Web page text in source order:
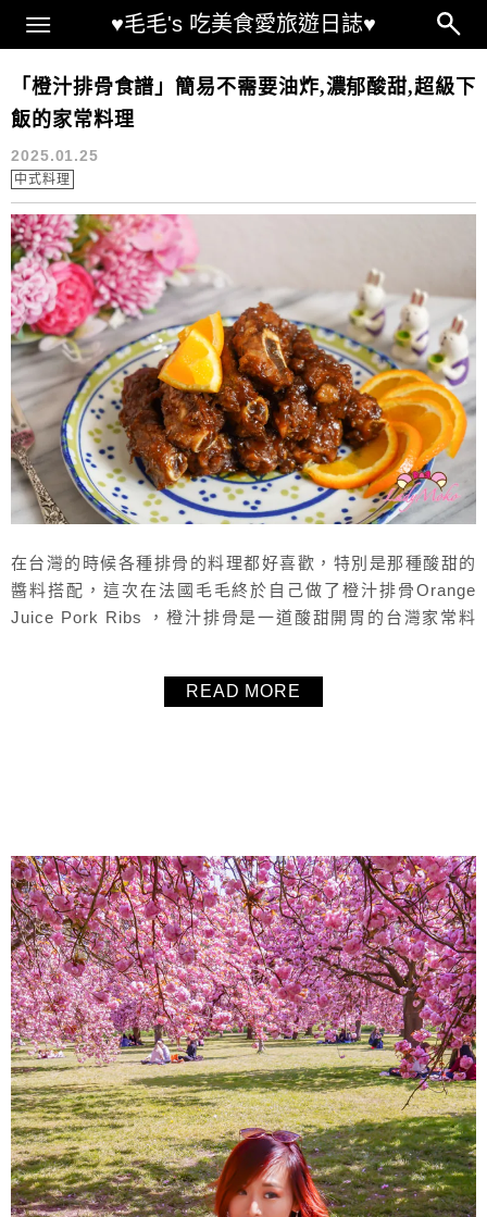
♥毛毛's 吃美食愛旅遊日誌♥
Main Menu
橙汁排骨 作法
「橙汁排骨食譜」簡易不需要油炸,濃郁酸甜,超級下
飯的家常料理
2025.01.25
中式料理
在台灣的時候各種排骨的料理都好喜歡，特別是那種酸甜的
醬料搭配，這次在法國毛毛終於自己做了橙汁排骨Orange
Juice Pork Ribs ，橙汁排骨是一道酸甜開胃的台灣家常料
的醬汁略帶黏稠，包裹著鮮嫩的排骨，酸甜鹹香之間相輔相
READ MORE
About